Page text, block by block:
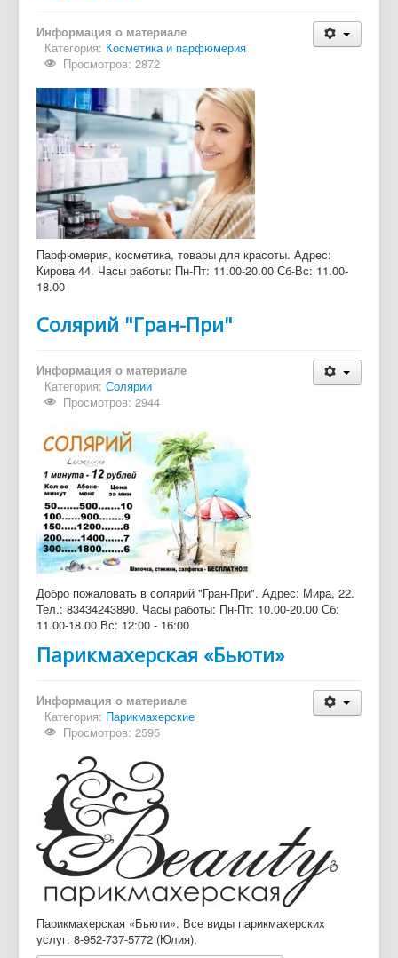
Информация о материале
Категория: Косметика и парфюмерия
Просмотров: 2872
Парфюмерия, косметика, товары для красоты. Адрес:
Кирова 44. Часы работы: Пн-Пт: 11.00-20.00 Сб-Вс: 11.00-
18.00
Cолярий "Гран-При"
Информация о материале
Категория: Солярии
Просмотров: 2944
Добро пожаловать в солярий "Гран-При". Адрес: Мира, 22.
Тел.: 83434243890. Часы работы: Пн-Пт: 10.00-20.00 Сб:
11.00-18.00 Вс: 12:00 - 16:00
Парикмахерская «Бьюти»
Информация о материале
Категория: Парикмахерские
Просмотров: 2595
Парикмахерская «Бьюти». Все виды парикмахерских
услуг. 8-952-737-5772 (Юлия).